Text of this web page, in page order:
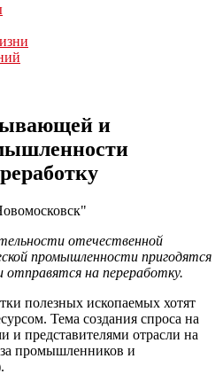
и
отечественной
промышленности пригодятся
отправятся на переработку.
полезных ископаемых хотят
Тема создания спроса на
и представителями отрасли на
промышленников и